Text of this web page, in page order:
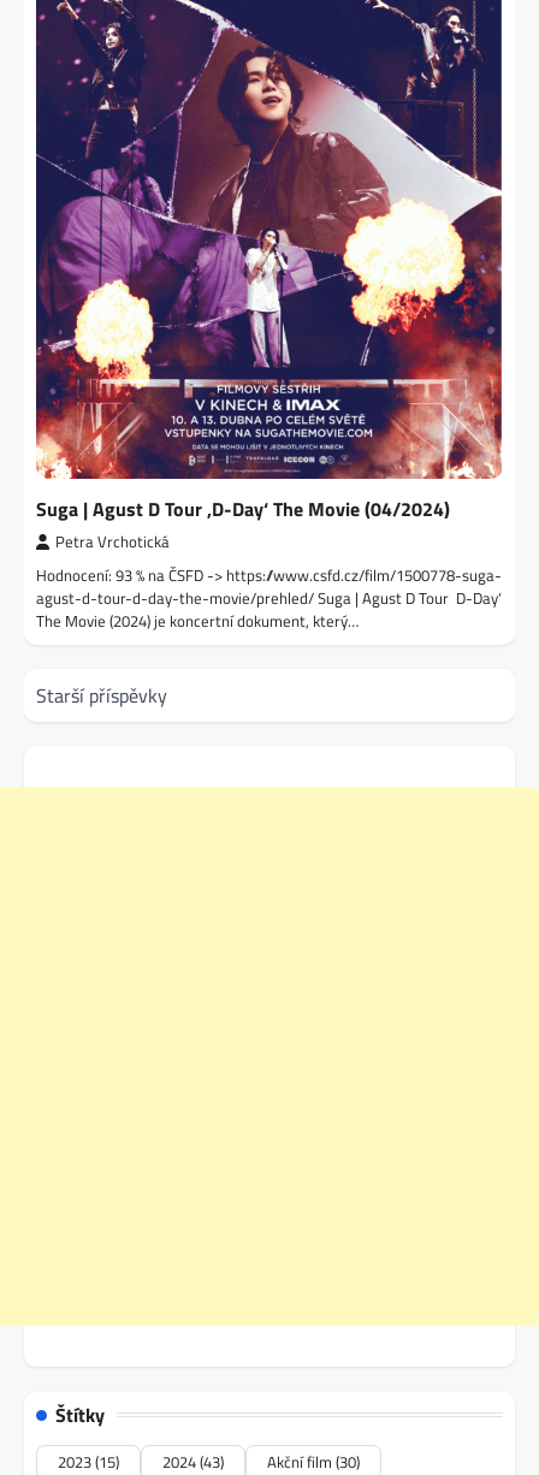
Suga | Agust D Tour ‚D-Day‘ The Movie (04/2024)
Petra Vrchotická
Hodnocení: 93 % na ČSFD -> https://www.csfd.cz/film/1500778-suga-
agust-d-tour-d-day-the-movie/prehled/ Suga | Agust D Tour ‚D-Day‘
The Movie (2024) je koncertní dokument, který…
Navigace
pro
Starší příspěvky
Štítky
2023(15) 2024(43) Akční film (30)